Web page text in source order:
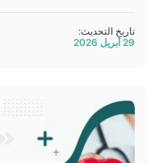
تاريخ التحديث:
29 أبريل 2026